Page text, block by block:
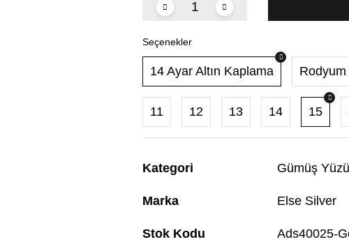
Seçenekler
14 Ayar Altın Kaplama
11 12 13 14 15
Kategori Gümüş
Marka Else Silver
Stok Kodu Ads40025-